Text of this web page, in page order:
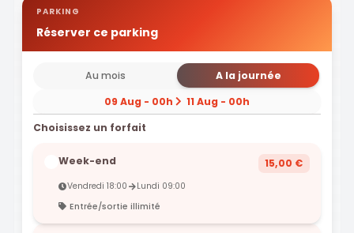
PARKING
Réserver ce parking
Au mois
A la journée
09 Aug - 00h
11 Aug - 00h
Choisissez un forfait
Week-end 15,00 €
Vendredi 18:00
Lundi 09:00
Entrée/sortie illimité